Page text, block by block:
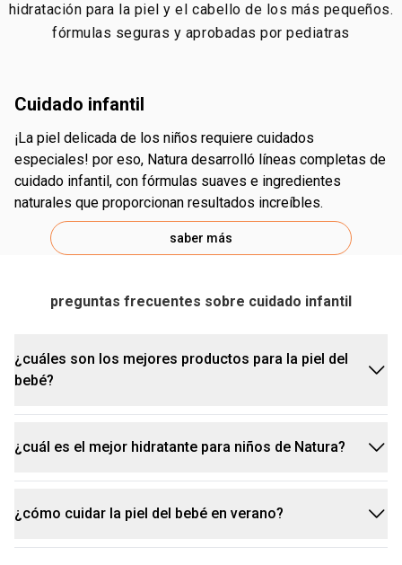
hidratación para la piel y el cabello de los más pequeños.
fórmulas seguras y aprobadas por pediatras
cuidado infantil
¡la piel delicada de los niños requiere cuidados
especiales! por eso, Natura desarrolló líneas completas de
cuidado infantil, con fórmulas suaves e ingredientes
naturales que proporcionan resultados increíbles.
saber más
hidratante infantil
baño divertido y perfumado:
protección contra el sol:
preguntas frecuentes sobre cuidado infantil
¿cuáles son los mejores productos para la piel del
bebé?
para la piel delicada del bebé, apuesta en
productos con fórmulas suaves, hipoalergénicas y
mamá y bebé
¿cuál es el mejor hidratante para niños de Natura?
el mejor hidratante para niños de Natura
dependerá de las necesidades de su piel. para una
¿cómo cuidar la piel del bebé en verano?